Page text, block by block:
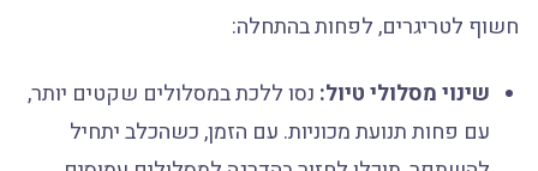
חשוף לטריגרים, לפחות בהתחלה:
שינוי מסלולי טיול:נסו ללכת במסלולים שקטים יותר,
עם פחות תנועת מכוניות. עם הזמן, כשהכלב יתחיל